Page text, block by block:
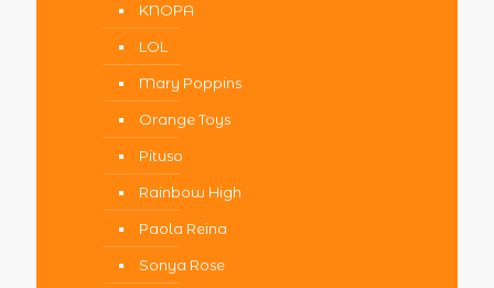
KNOPA
LOL
Mary Poppins
Orange Toys
Pituso
Rainbow High
Paola Reina
Sonya Rose